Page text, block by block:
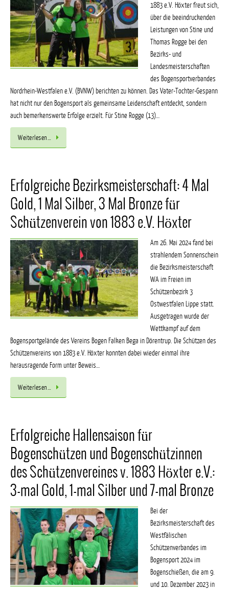
1883 e.V. Höxter freut sich,
über die beeindruckenden
Leistungen von Stine und
Thomas Rogge bei den
Bezirks- und
Landesmeisterschaften
des Bogensportverbandes
Nordrhein-Westfalen e.V. (BVNW) berichten zu können. Das Vater-Tochter-Gespann
hat nicht nur den Bogensport als gemeinsame Leidenschaft entdeckt, sondern
auch bemerkenswerte Erfolge erzielt. Für Stine Rogge (13)…
Weiterlesen…
Erfolgreiche Bezirksmeisterschaft: 4 Mal
Gold, 1 Mal Silber, 3 Mal Bronze für
Schützenverein von 1883 e.V. Höxter
Am 26. Mai 2024 fand bei
strahlendem Sonnenschein
die Bezirksmeisterschaft
WA im Freien im
Schützenbezirk 3
Ostwestfalen Lippe statt.
Ausgetragen wurde der
Wettkampf auf dem
Bogensportgelände des Vereins Bogen Falken Bega in Dörentrup. Die Schützen des
Schützenvereins von 1883 e.V. Höxter konnten dabei wieder einmal ihre
herausragende Form unter Beweis…
Weiterlesen…
Erfolgreiche Hallensaison für
Bogenschützen und Bogenschützinnen
des Schützenvereines v. 1883 Höxter e.V.:
3-mal Gold, 1-mal Silber und 7-mal Bronze
Bei der
Bezirksmeisterschaft des
Westfälischen
Schützenverbandes im
Bogensport 2024 im
Bogenschießen, die am 9.
und 10. Dezember 2023 in